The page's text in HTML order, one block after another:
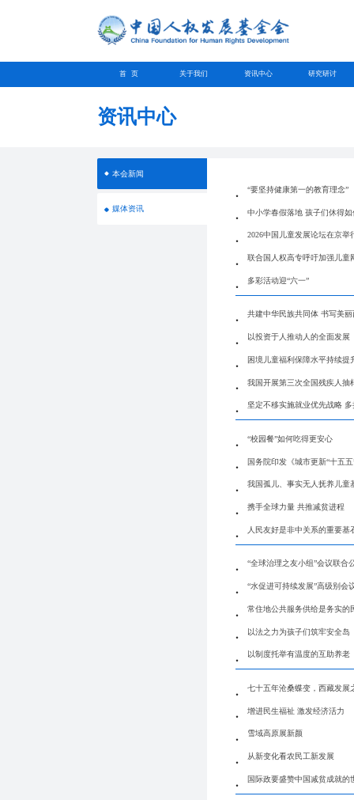
首 页 关于我们 资讯中心 研究研讨
资讯中心
本会新闻
媒体资讯
​“要坚持健康第一的教育理念”
中小学春假落地 孩子们休得如
2026中国儿童发展论坛在京举
联合国人权高专呼吁加强儿童
多彩活动迎“六一”
共建中华民族共同体 书写美
以投资于人推动人的全面发展
困境儿童福利保障水平持续提
我国开展第三次全国残疾人抽
坚定不移实施就业优先战略
“校园餐”如何吃得更安心
国务院印发《城市更新“十五
我国孤儿、事实无人抚养儿童
携手全球力量 共推减贫进程
人民友好是非中关系的重要基
“全球治理之友小组”会议联合
“水促进可持续发展”高级别会
常住地公共服务供给是务实的
以法之力为孩子们筑牢安全岛
以制度托举有温度的互助养老
七十五年沧桑蝶变，西藏发展
增进民生福祉 激发经济活力
雪域高原展新颜
从新变化看农民工新发展
国际政要盛赞中国减贫成就的